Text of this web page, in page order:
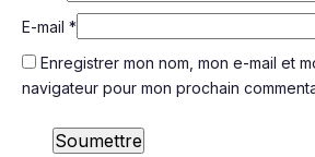
E-mail *
Enregistrer mon nom, mon e-mail et
navigateur pour mon prochain